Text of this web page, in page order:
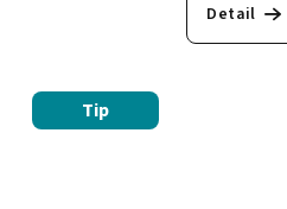
Detail
Tip